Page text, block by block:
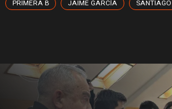
PRIMERA B JAIME GARCÍA